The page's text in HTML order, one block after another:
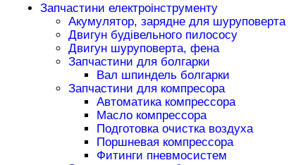
Запчастини електроінструменту
Акумулятор, зарядне для шуруповерта
Двигун будівельного пилососу
Двигун шуруповерта, фена
Запчастини для болгарки
Вал шпиндель болгарки
Запчастини для компресора
Автоматика компрессора
Масло компрессора
Подготовка очистка воздуха
Поршневая компрессора
Фитинги пневмосистем